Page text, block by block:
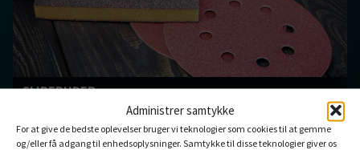
Administrer samtykke
For at give de bedste oplevelser bruger vi teknologier som cookies til at gemme
og/eller få adgang til enhedsoplysninger. Samtykke til disse teknologier giver os
SLIBEPUDER